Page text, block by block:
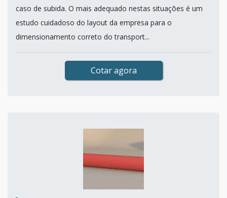
caso de subida. O mais adequado nestas situações é um
estudo cuidadoso do layout da empresa para o
dimensionamento correto do transport...
Cotar agora